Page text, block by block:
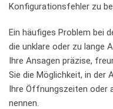
⁣Konfigurationsfehler ⁤zu
Ein ‍häufiges ‌Problem​ bei
die unklare oder zu lange
Ihre Ansagen präzise,
Sie die ‌Möglichkeit, in der‍
Ihre Öffnungszeiten ‍oder
nennen.